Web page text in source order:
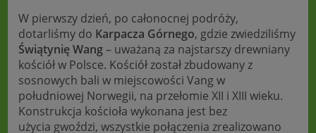
W pierwszy dzień, po całonocnej podróży,
dotarliśmy do Karpacza Górnego, gdzie zwiedziliśmy
Świątynię Wang– uważaną za najstarszy drewniany
kościół w Polsce. Kościół został zbudowany z
sosnowych bali w miejscowości Vang w
południowej Norwegii, na przełomie XII i XIII wieku.
Konstrukcja kościoła wykonana jest bez
użycia gwoździ, wszystkie połączenia zrealizowano